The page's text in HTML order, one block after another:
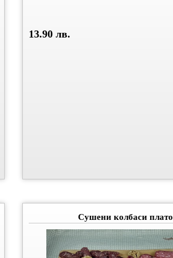
13.90 лв.
Сушени колбаси плато